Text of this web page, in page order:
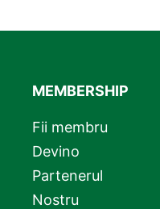
MEMBERSHIP
Fii membru
Devino
Partenerul
Nostru